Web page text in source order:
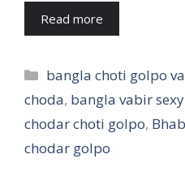
Read more
Categories
bangla choti golpo
choda, bangla vabir
chodar choti golpo,
chodar golpo